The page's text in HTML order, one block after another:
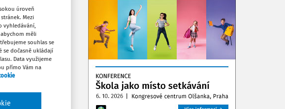
Oblíbené
Stáhnout
úroveň
Mezi
vyhledávání,
měli
souhlas se
se dočasně ukládají
Data využijeme
přímo Vám na